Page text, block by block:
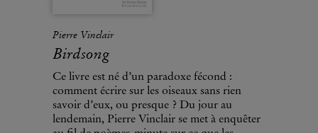
Pierre Vinclair
Birdsong
Ce livre est né d’un paradoxe fécond :
comment écrire sur les oiseaux sans rien
savoir d’eux, ou presque ? Du jour au
lendemain, Pierre Vinclair se met à enquêter